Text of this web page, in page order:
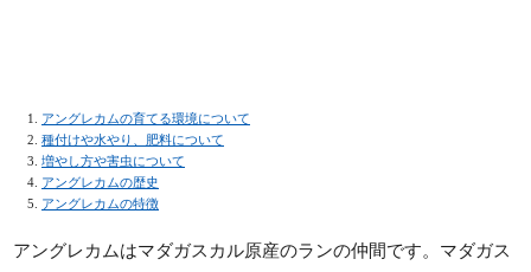
アングレカムの育てる環境について
種付けや水やり、肥料について
増やし方や害虫について
アングレカムの歴史
アングレカムの特徴
アングレカムはマダガスカル原産のランの仲間です。マダガス